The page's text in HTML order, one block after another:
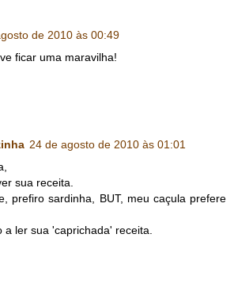
de 2010 às 00:49
ficar uma maravilha!
24 de agosto de 2010 às 01:01
sua receita.
prefiro sardinha, BUT, meu caçula prefere
a ler sua 'caprichada' receita.